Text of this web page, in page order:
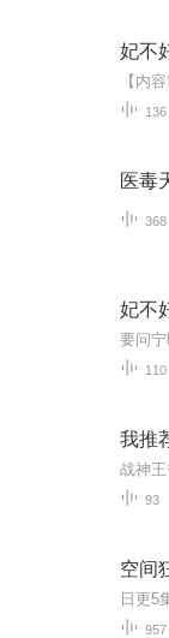
妃不
136
医毒
368
妃不
110
我推
93
957